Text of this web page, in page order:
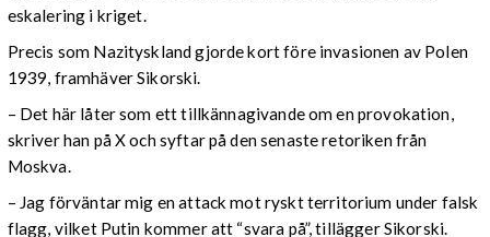
eskalering i kriget.
Precis som Nazityskland gjorde kort före invasionen av Polen
1939, framhäver Sikorski.
– Det här låter som ett tillkännagivande om en provokation,
skriver han på X och syftar på den senaste retoriken från
Moskva.
– Jag förväntar mig en attack mot ryskt territorium under falsk
flagg, vilket Putin kommer att “svara på”, tillägger Sikorski.